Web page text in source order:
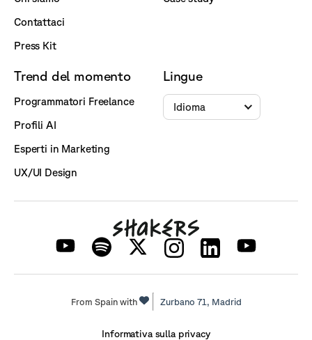
Contattaci
Press Kit
Trend del momento
Programmatori Freelance
Profili AI
Esperti in Marketing
UX/UI Design
Lingue
Idioma
From Spain with Zurbano 71, Madrid
Informativa sulla privacy